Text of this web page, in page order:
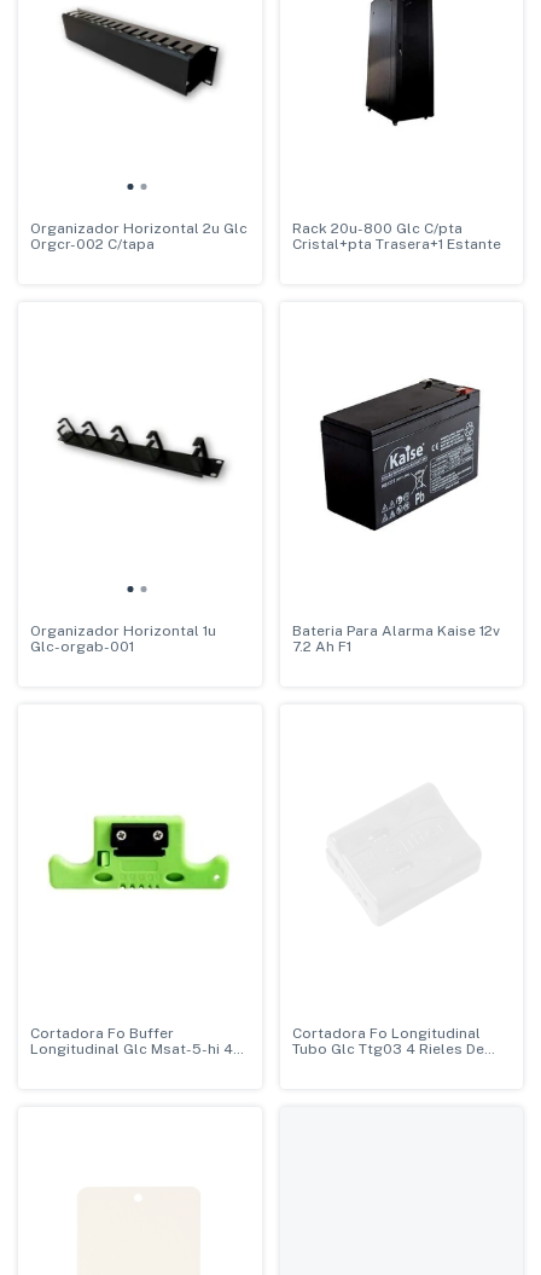
Organizador Horizontal 2u Glc
Orgcr-002 C/tapa
Rack 20u-800 Glc C/pta
Cristal+pta Trasera+1 Estante
Organizador Horizontal 1u
Glc-orgab-001
Bateria Para Alarma Kaise 12v
7.2 Ah F1
Cortadora Fo Buffer
Longitudinal Glc Msat-5-hi 4
Cortadora Fo Longitudinal
Tubo Glc Ttg03 4 Rieles De